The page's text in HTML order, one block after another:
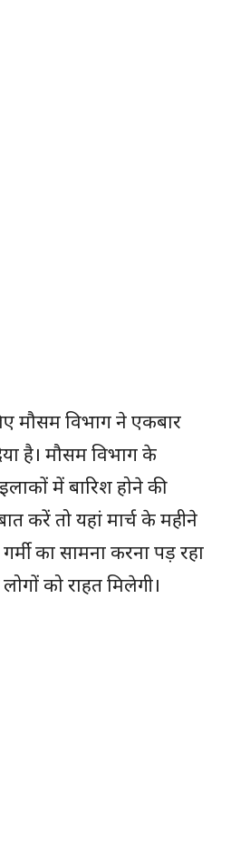
मौसम विभाग ने एकबार
है। मौसम विभाग के
में बारिश होने की
करें तो यहां मार्च के महीने
का सामना करना पड़ रहा
को राहत मिलेगी।